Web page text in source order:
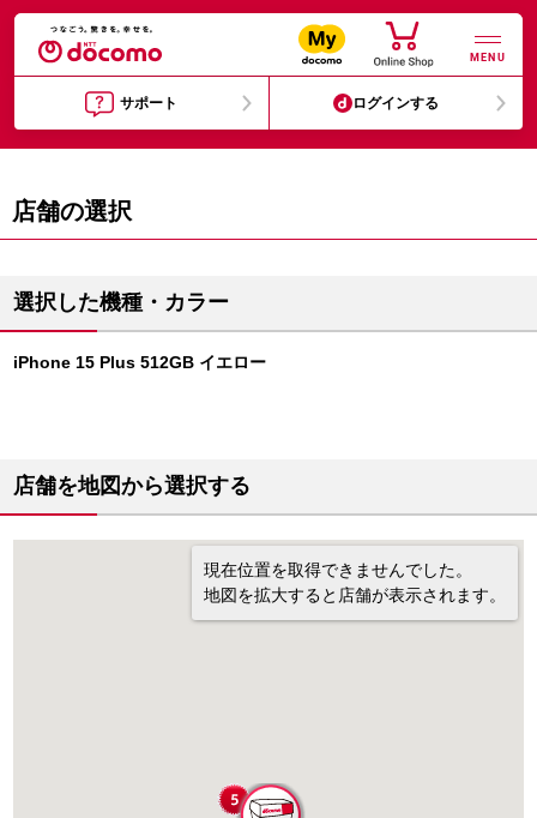
MENU
サポート ログインする
店舗の選択
選択した機種・カラー
iPhone 15 Plus 512GB イエロー
店舗を地図から選択する
現在位置を取得できませんでした。
地図を拡大すると店舗が表示されます。